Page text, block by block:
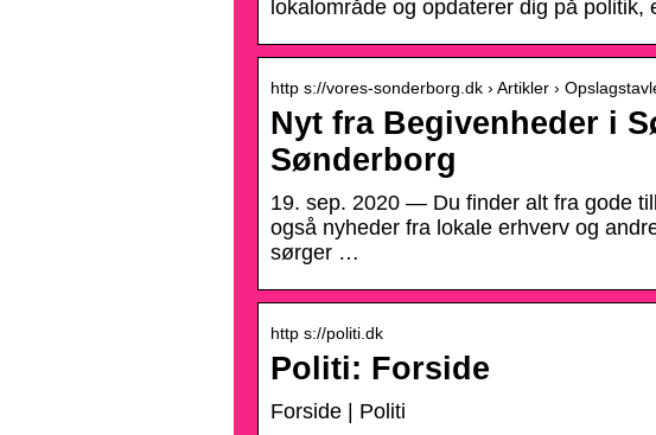
lokalområde og opdaterer dig på politik,
http s://vores-sonderborg.dk › Artikler ›
Nyt fra Begivenheder i
Sønderborg
19. sep. 2020 — Du finder alt fra gode
også nyheder fra lokale erhverv og
sørger …
http s://politi.dk
Politi: Forside
Forside | Politi